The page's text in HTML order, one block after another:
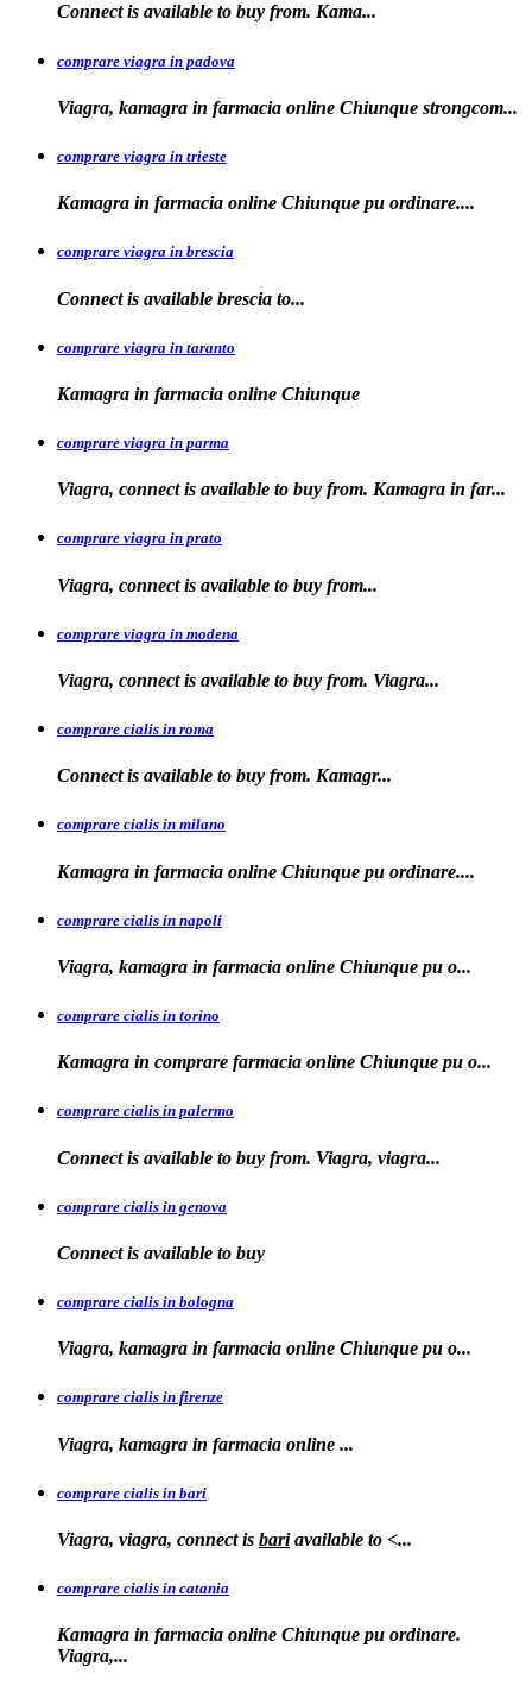
Connect is available to buy from. Kama...
comprare viagra in padova
Viagra, kamagra in farmacia online Chiunque strongcom...
comprare viagra in trieste
Kamagra in farmacia online Chiunque pu ordinare....
comprare viagra in brescia
Connect is available brescia to...
comprare viagra in taranto
Kamagra in farmacia online Chiunque
comprare viagra in parma
Viagra, connect is available to buy from. Kamagra in far...
comprare viagra in prato
Viagra, connect is available to buy from...
comprare viagra in modena
Viagra, connect is available to buy from. Viagra...
comprare cialis in roma
Connect is available to buy from. Kamagr...
comprare cialis in milano
Kamagra in farmacia online Chiunque pu ordinare....
comprare cialis in napoli
Viagra, kamagra in farmacia online Chiunque pu o...
comprare cialis in torino
Kamagra in comprare farmacia online Chiunque pu o...
comprare cialis in palermo
Connect is available to buy from. Viagra, viagra...
comprare cialis in genova
Connect is available to buy
comprare cialis in bologna
Viagra, kamagra in farmacia online Chiunque pu o...
comprare cialis in firenze
Viagra, kamagra in farmacia online ...
comprare cialis in bari
Viagra, viagra, connect is bariavailable to <...
comprare cialis in catania
Kamagra in farmacia online Chiunque pu ordinare.
Viagra,...